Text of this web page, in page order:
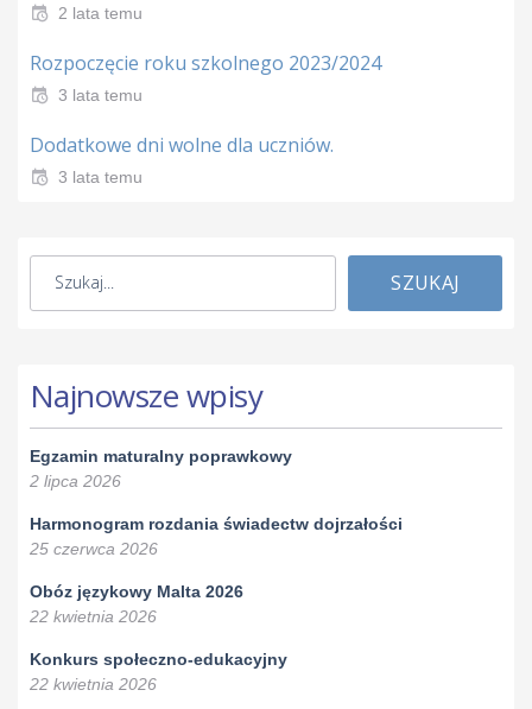
2 lata temu
Rozpoczęcie roku szkolnego 2023/2024
3 lata temu
Dodatkowe dni wolne dla uczniów.
3 lata temu
SZUKAJ
Najnowsze wpisy
Egzamin maturalny poprawkowy
2 lipca 2026
Harmonogram rozdania świadectw dojrzałości
25 czerwca 2026
Obóz językowy Malta 2026
22 kwietnia 2026
Konkurs społeczno-edukacyjny
22 kwietnia 2026